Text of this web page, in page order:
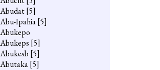
Abudat[5]
Abu-Ipahia[5]
Abukepo
Abukeps [5]
Abukesb [5]
Abutaka[5]